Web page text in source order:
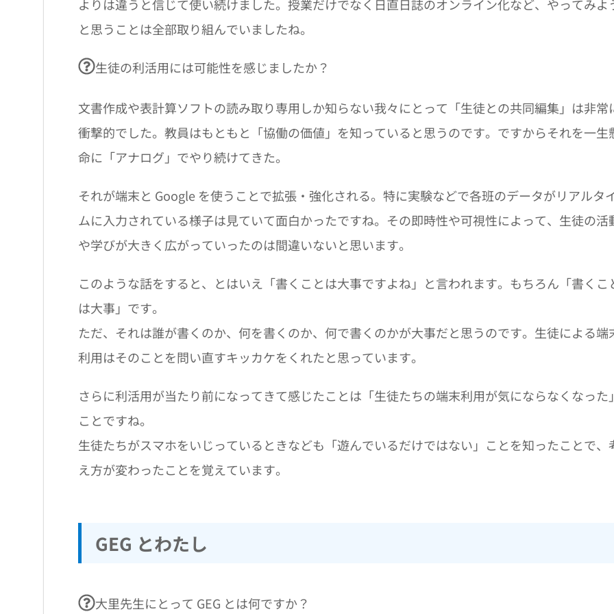
よりは違うと信じて使い続けました。授業だけでなく日直日誌のオンライン化など、やってみよ
と思うことは全部取り組んでいましたね。
生徒の利活用には可能性を感じましたか？
文書作成や表計算ソフトの読み取り専用しか知らない我々にとって「生徒との共同編集」は非常
衝撃的でした。教員はもともと「協働の価値」を知っていると思うのです。ですからそれを一生
命に「アナログ」でやり続けてきた。
それが端末と Google を使うことで拡張・強化される。特に実験などで各班のデータがリアルタ
ムに入力されている様子は見ていて面白かったですね。その即時性や可視性によって、生徒の活
や学びが大きく広がっていったのは間違いないと思います。
このような話をすると、とはいえ「書くことは大事ですよね」と言われます。もちろん「書くこ
は大事」です。
ただ、それは誰が書くのか、何を書くのか、何で書くのかが大事だと思うのです。生徒による端
利用はそのことを問い直すキッカケをくれたと思っています。
さらに利活用が当たり前になってきて感じたことは「生徒たちの端末利用が気にならなくなった」
ことですね。
生徒たちがスマホをいじっているときなども「遊んでいるだけではない」ことを知ったことで、
え方が変わったことを覚えています。
GEG とわたし
大里先生にとって GEG とは何ですか？